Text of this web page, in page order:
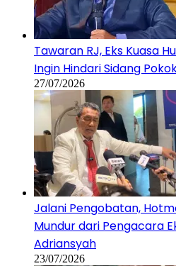
Tawaran RJ, Eks Kuasa
Ingin Hindari Sidang
27/07/2026
Jalani Pengobatan,
Mundur dari Pengacara
Adriansyah
23/07/2026